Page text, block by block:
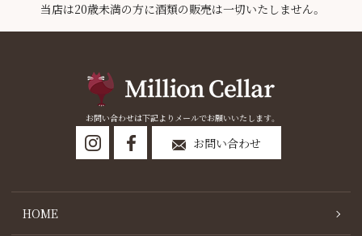
当店は20歳未満の方に酒類の販売は一切いたしません。
お問い合わせは下記よりメールでお願いいたします。
お問い合わせ
HOME